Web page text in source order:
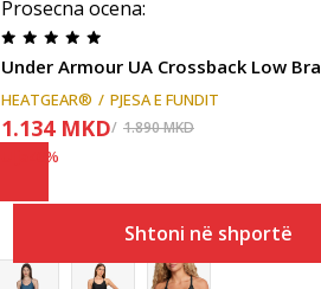
Prosecna ocena:
Under Armour UA Crossback Low Bra
HEATGEAR® PJESA E FUNDIT
1.134 MKD 1.890MKD
%
Shtoni në shportë